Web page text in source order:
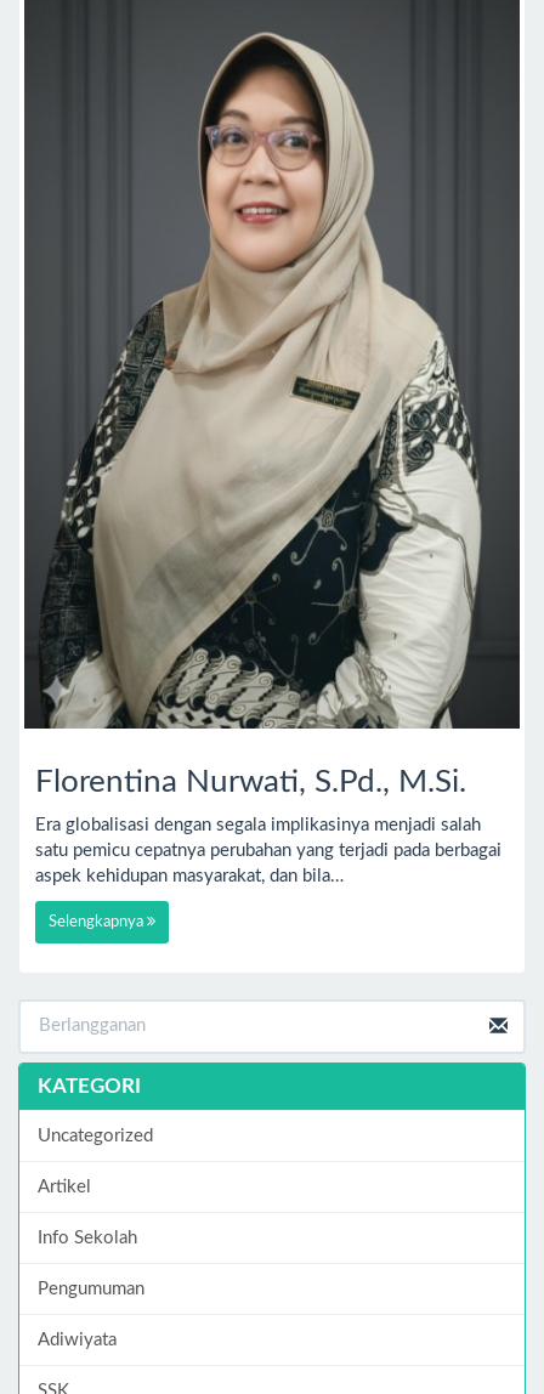
Florentina Nurwati, S.Pd., M.Si.
Era globalisasi dengan segala implikasinya menjadi salah
satu pemicu cepatnya perubahan yang terjadi pada berbagai
aspek kehidupan masyarakat, dan bila…
Selengkapnya
KATEGORI
Uncategorized
Artikel
Info Sekolah
Pengumuman
Adiwiyata